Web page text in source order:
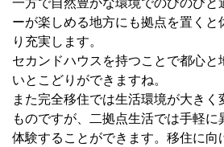
ーが楽しめる地方にも拠点を置くと
り充実します。
セカンドハウスを持つことで都心と
いとこどりができますね。
また完全移住では生活環境が大きく
ものですが、二拠点生活では手軽に
体験することができます。移住に向